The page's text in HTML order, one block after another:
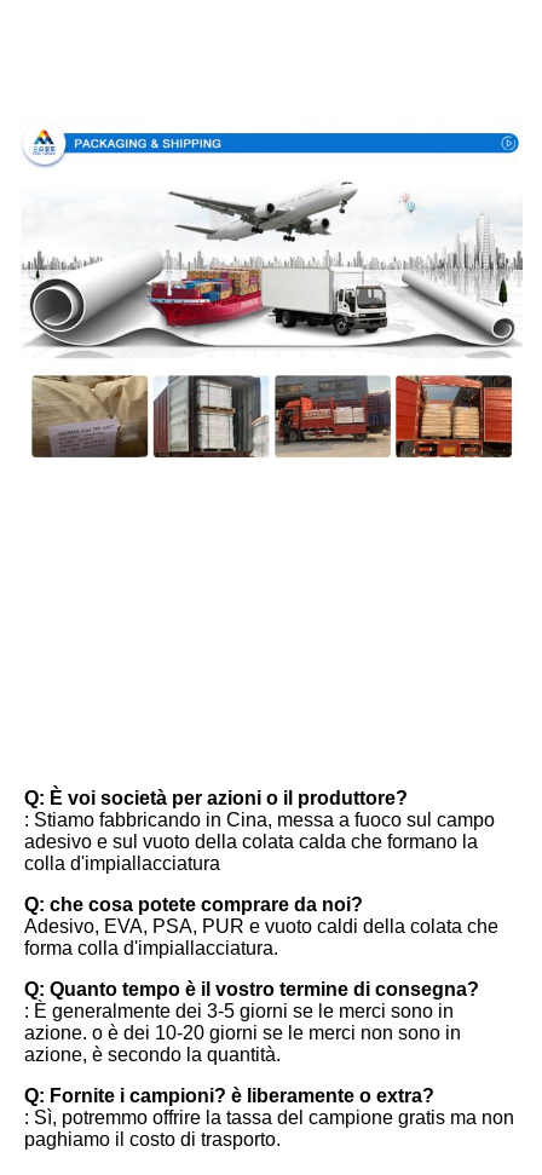
Q: È voi società per azioni o il produttore?
: Stiamo fabbricando in Cina, messa a fuoco sul campo
adesivo e sul vuoto della colata calda che formano la
colla d'impiallacciatura
Q: che cosa potete comprare da noi?
Adesivo, EVA, PSA, PUR e vuoto caldi della colata che
forma colla d'impiallacciatura.
Q: Quanto tempo è il vostro termine di consegna?
: È generalmente dei 3-5 giorni se le merci sono in
azione. o è dei 10-20 giorni se le merci non sono in
azione, è secondo la quantità.
Q: Fornite i campioni? è liberamente o extra?
: Sì, potremmo offrire la tassa del campione gratis ma non
paghiamo il costo di trasporto.